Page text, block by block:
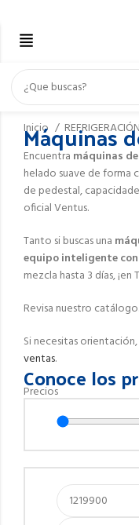
Inicio REFRIGERACIÓN
Máquinas
Encuentra máquinas
helado suave de forma
de pedestal,
oficial Ventus.
Tanto si buscas una
equipo inteligente
mezcla hasta 3 días,
Revisa nuestro catálogo.
Si necesitas
ventas.
Conoce los
Precios